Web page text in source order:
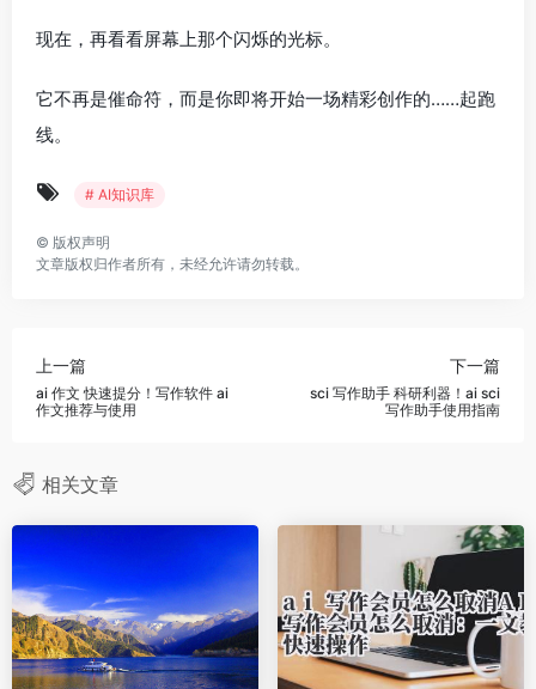
现在，再看看屏幕上那个闪烁的光标。
它不再是催命符，而是你即将开始一场精彩创作的……起跑
线。
# AI知识库
© 版权声明
文章版权归作者所有，未经允许请勿转载。
上一篇
ai 作文 快速提分！写作软件 ai
作文推荐与使用
下一篇
sci 写作助手 科研利器！ai sci
写作助手使用指南
相关文章